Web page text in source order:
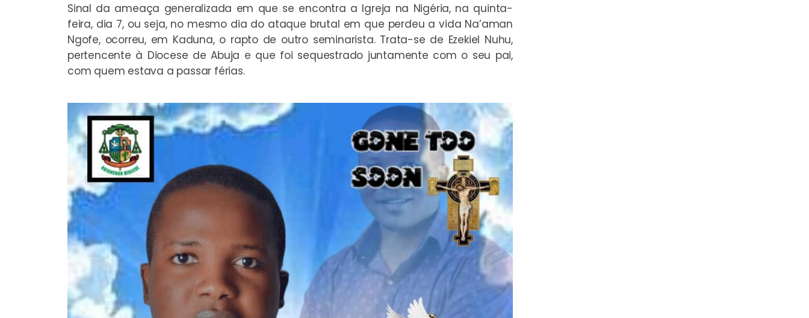
Sinal da ameaça generalizada em que se encontra a Igreja na Nigéria, na quinta-
feira, dia 7, ou seja, no mesmo dia do ataque brutal em que perdeu a vida Na’aman
Ngofe, ocorreu, em Kaduna, o rapto de outro seminarista. Trata-se de Ezekiel Nuhu,
pertencente à Diocese de Abuja e que foi sequestrado juntamente com o seu pai,
com quem estava a passar férias.